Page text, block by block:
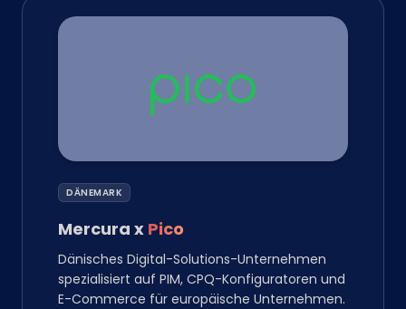
DÄNEMARK
Mercura x Pico
Dänisches Digital-Solutions-Unternehmen
spezialisiert auf PIM, CPQ-Konfiguratoren und
E-Commerce für europäische Unternehmen.